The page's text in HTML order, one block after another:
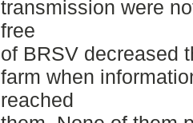
transmission were
free
of BRSV decreased
farm when
reached